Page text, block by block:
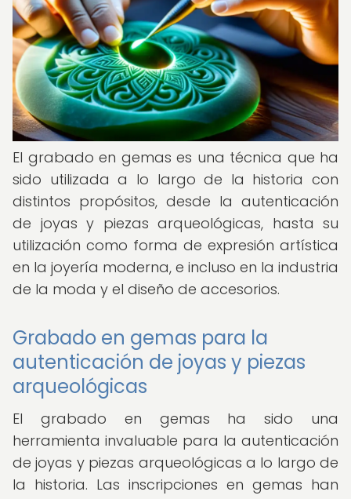
El grabado en gemas es una técnica que ha
sido utilizada a lo largo de la historia con
distintos propósitos, desde la autenticación
de joyas y piezas arqueológicas, hasta su
utilización como forma de expresión artística
en la joyería moderna, e incluso en la industria
de la moda y el diseño de accesorios.
Grabado en gemas para la
autenticación de joyas y piezas
arqueológicas
El grabado en gemas ha sido una
herramienta invaluable para la autenticación
de joyas y piezas arqueológicas a lo largo de
la historia. Las inscripciones en gemas han